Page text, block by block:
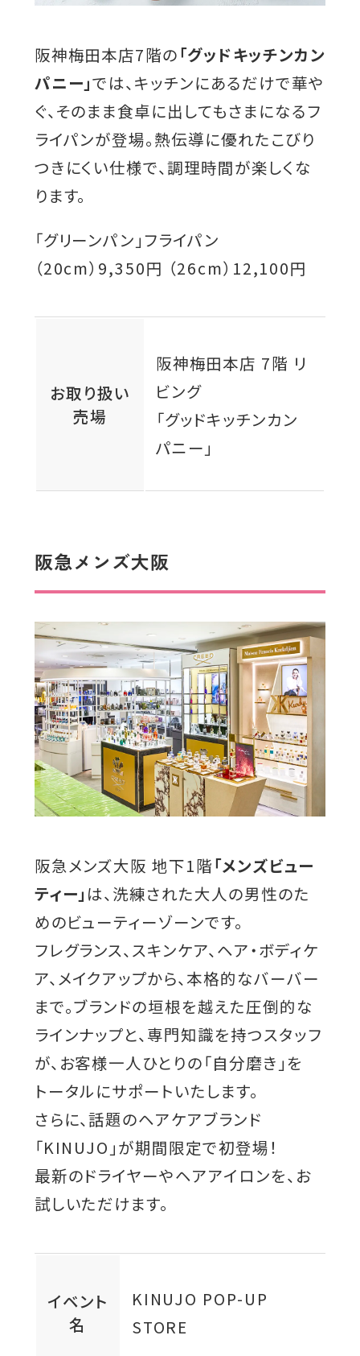
阪神梅田本店7階の「グッドキッチンカン
パニー」では、キッチンにあるだけで華や
ぐ、そのまま食卓に出してもさまになるフ
ライパンが登場。熱伝導に優れたこびり
つきにくい仕様で、調理時間が楽しくな
ります。
「グリーンパン」フライパン
（20cm）9,350円 （26cm）12,100円
お取り扱い
売場
阪神梅田本店 7階 リ
ビング
「グッドキッチンカン
パニー」
阪急メンズ大阪
阪急メンズ大阪 地下1階「メンズビュー
ティー」 は、洗練された大人の男性のた
めのビューティーゾーンです。
フレグランス、スキンケア、ヘア・ボディケ
ア、メイクアップから、本格的なバーバー
まで。ブランドの垣根を越えた圧倒的な
ラインナップと、専門知識を持つスタッフ
が、お客様一人ひとりの「自分磨き」を
トータルにサポートいたします。
さらに、話題のヘアケアブランド
「KINUJO」が期間限定で初登場！
最新のドライヤーやヘアアイロンを、お
試しいただけます。
イベント
名
KINUJO POP-UP
STORE